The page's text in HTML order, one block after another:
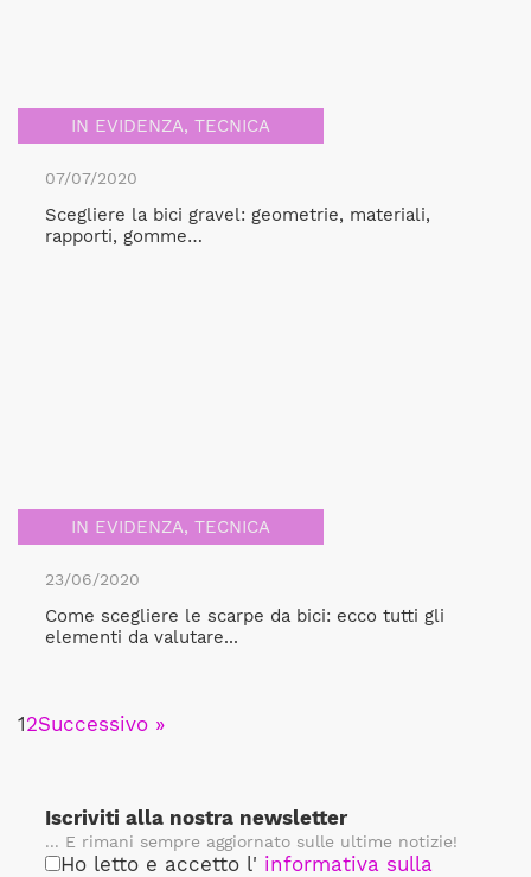
IN EVIDENZA, TECNICA
07/07/2020
Scegliere la bici gravel: geometrie, materiali,
rapporti, gomme…
IN EVIDENZA, TECNICA
23/06/2020
Come scegliere le scarpe da bici: ecco tutti gli
elementi da valutare...
12Successivo »
Iscriviti alla nostra newsletter
... E rimani sempre aggiornato sulle ultime notizie!
Ho letto e accetto l' informativa sulla